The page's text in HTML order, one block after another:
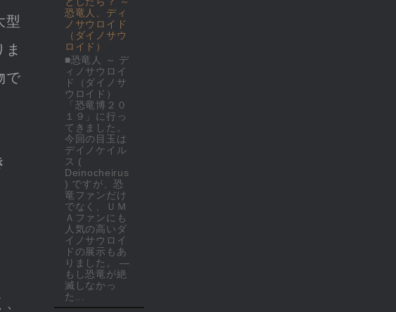
型
で
恐竜人、ディ
ノサウロイド
（ダイノサウ
ロイド）
■恐竜人 ～ デ
ィノサウロイ
ド（ダイノサ
ウロイド）
「恐竜博２０
１９」に行っ
てきました。
今回の目玉は
デイノケイル
ス (
Deinocheirus
) ですが、恐
竜ファンだけ
でなく、ＵＭ
Ａファンにも
人気の高いダ
イノサウロイ
ドの展示もあ
りました。 ―
もし恐竜が絶
滅しなかっ
た...